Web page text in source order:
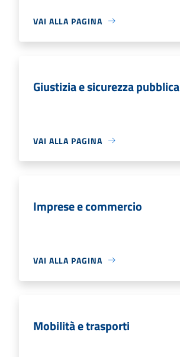
VAI ALLA PAGINA
Giustizia e sicurezza pubblica
VAI ALLA PAGINA
Imprese e commercio
VAI ALLA PAGINA
Mobilità e trasporti